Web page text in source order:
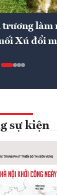
trương làm
Xú đổi
sự kiện